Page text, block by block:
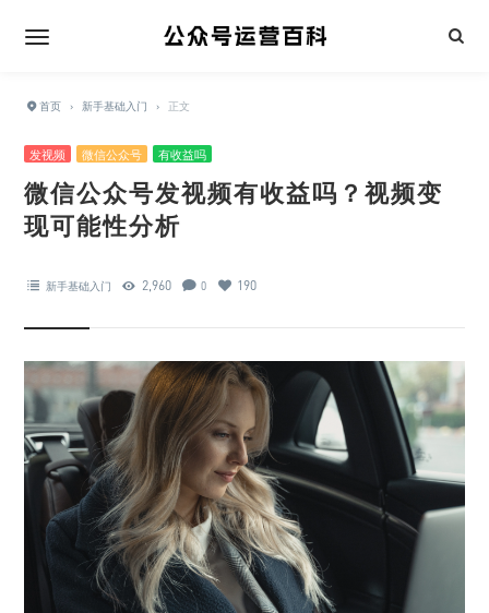
首页 › 新手基础入门 › 正文
发视频 微信公众号 有收益吗
微信公众号发视频有收益吗？视频变
现可能性分析
新手基础入门 2,960 0 190